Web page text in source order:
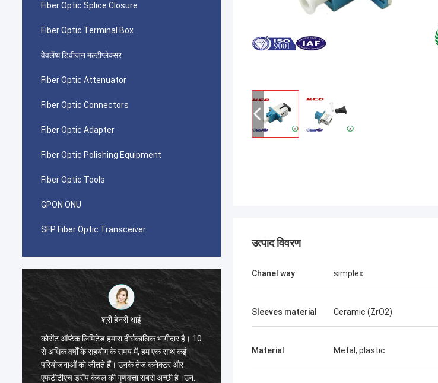
Fiber Optic Splice Closure
Fiber Optic Terminal Box
वेवलेंथ डिवीजन मल्टीप्लेक्सर
Fiber Optic Attenuator
Fiber Optic Connectors
Fiber Optic Adapter
Fiber Optic Polishing Equipment
Fiber Optic Tools
GPON ONU
SFP Fiber Optic Transceiver
श्री हेनरी थाई
कोसेंट ऑप्टेक लिमिटेड हमारा दीर्घकालिक भागीदार है। 10
से अधिक वर्षों के सहयोग के समय में, हम एक साथ कई
परियोजनाओं को जीतते हैं। उनके तेज कनेक्टर और
एफटीटीएच ड्रॉप केबल की गुणवत्ता सबसे अच्छी है।उनके
Limited के साथ पहला ऑर्डर किया। GYXTW केबल
का एक कंटेनर 40GP और फास्ट कनेक्टर, पैच कॉर्ड और
उत्पाद विवरण
Chanel way simplex
Sleeves material Ceramic (ZrO2)
Material Metal, plastic